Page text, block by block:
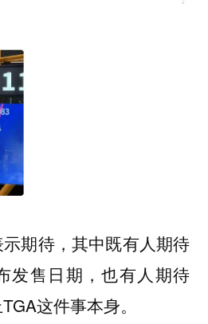
期待，其中既有人期待
发售日期，也有人期待
这件事本身。